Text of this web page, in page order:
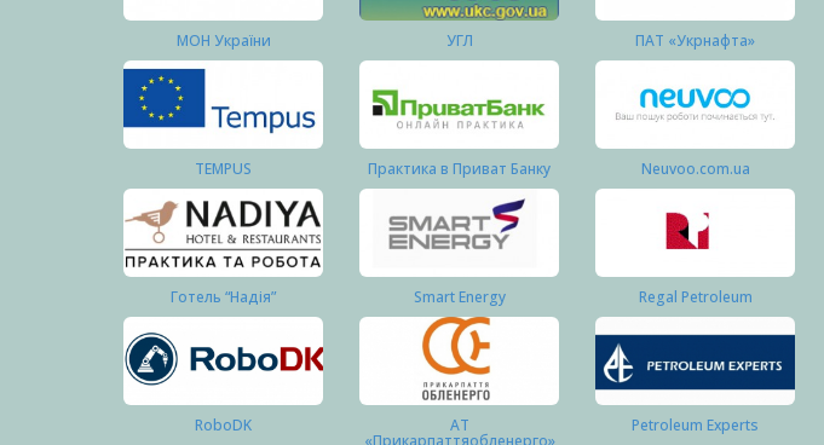
МОН України УГЛ ПАТ «Укрнафта»
TEMPUS Практика в Приват Банку Neuvoo.com.ua
Готель “Надія” Smart Energy Regal Petroleum
RoboDK АТ
«Прикарпаттяобленерго»
Petroleum Experts